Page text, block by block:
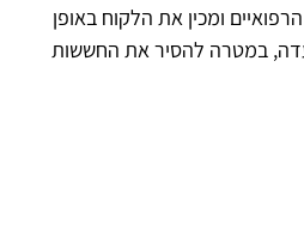
ומכין את הלקוח באופן
במטרה להסיר את החששות